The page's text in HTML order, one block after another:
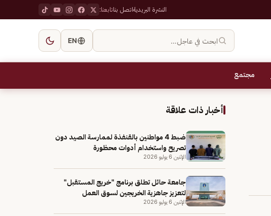
النشرة البريديةاتصل بناتابعنا:
ابحث في عاجل… EN
مجتمع
أخبار ذات علاقة
ضبط 4 مواطنين بالقنفذة لممارسة الصيد دون
تصريح واستخدام أدوات محظورة
الإثنين 6 يوليو 2026
جامعة حائل تطلق برنامج "خريج المستقبل"
لتعزيز جاهزية الخريجين لسوق العمل
الإثنين 6 يوليو 2026